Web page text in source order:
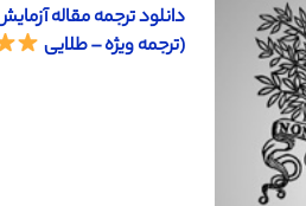
(ترجمه ویژه – طلایی